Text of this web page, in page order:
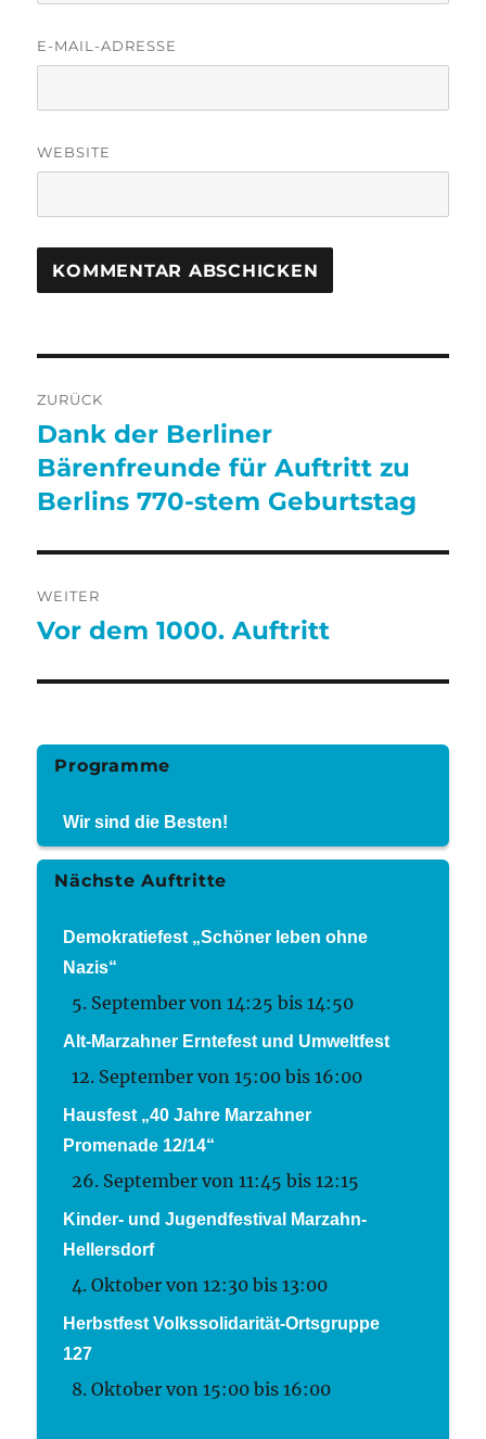
E-MAIL-ADRESSE
WEBSITE
ZURÜCK
Vorheriger
Beitrag:
Dank der Berliner
Bärenfreunde für Auftritt zu
Berlins 770-stem Geburtstag
WEITER
Nächster
Vor dem 1000. Auftritt
Programme
Wir sind die Besten!
Nächste Auftritte
Demokratiefest „Schöner leben ohne
Nazis“
5. September von 14:25 bis14:50
Alt-Marzahner Erntefest und Umweltfest
12. September von 15:00 bis16:00
Hausfest „40 Jahre Marzahner
Promenade 12/14“
26. September von 11:45 bis12:15
Kinder- und Jugendfestival Marzahn-
Hellersdorf
4. Oktober von 12:30 bis13:00
Herbstfest Volkssolidarität-Ortsgruppe
127
8. Oktober von 15:00 bis16:00